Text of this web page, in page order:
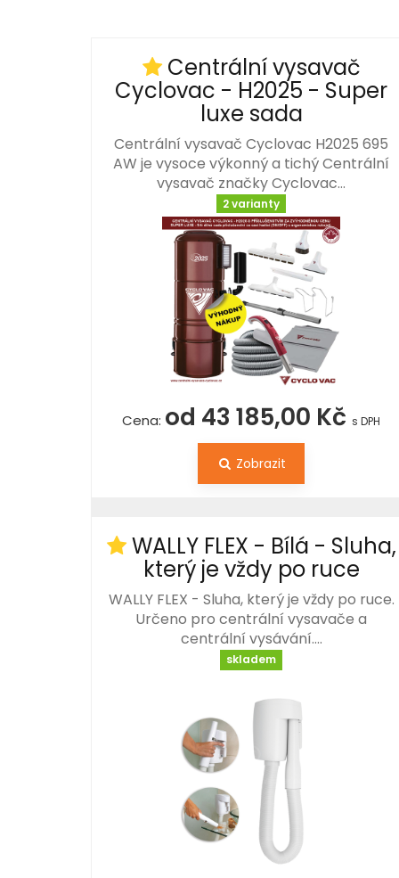
Centrální vysavač
Cyclovac - H2025 - Super
luxe sada
Centrální vysavač Cyclovac H2025 695
AW je vysoce výkonný a tichý Centrální
vysavač značky Cyclovac…
2 varianty
Cena: od 43 185,00 Kč s DPH
Zobrazit
WALLY FLEX - Bílá - Sluha,
který je vždy po ruce
WALLY FLEX - Sluha, který je vždy po ruce.
Určeno pro centrální vysavače a
centrální vysávání.…
skladem